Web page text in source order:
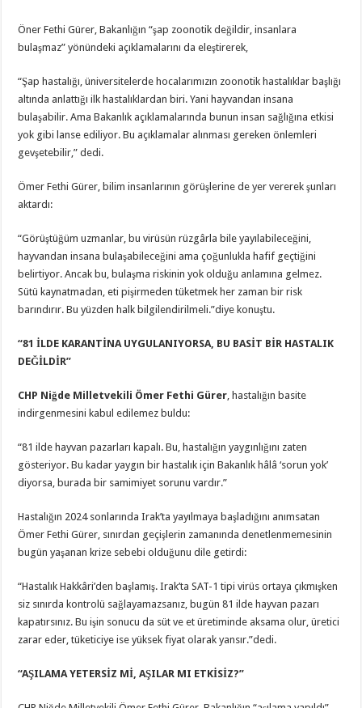
Öner Fethi Gürer, Bakanlığın “şap zoonotik değildir, insanlara
bulaşmaz” yönündeki açıklamalarını da eleştirerek,
“Şap hastalığı, üniversitelerde hocalarımızın zoonotik hastalıklar başlığı
altında anlattığı ilk hastalıklardan biri. Yani hayvandan insana
bulaşabilir. Ama Bakanlık açıklamalarında bunun insan sağlığına etkisi
yok gibi lanse ediliyor. Bu açıklamalar alınması gereken önlemleri
gevşetebilir,” dedi.
Ömer Fethi Gürer, bilim insanlarının görüşlerine de yer vererek şunları
aktardı:
“Görüştüğüm uzmanlar, bu virüsün rüzgârla bile yayılabileceğini,
hayvandan insana bulaşabileceğini ama çoğunlukla hafif geçtiğini
belirtiyor. Ancak bu, bulaşma riskinin yok olduğu anlamına gelmez.
Sütü kaynatmadan, eti pişirmeden tüketmek her zaman bir risk
barındırır. Bu yüzden halk bilgilendirilmeli.”diye konuştu.
“81 İLDE KARANTİNA UYGULANIYORSA, BU BASİT BİR HASTALIK
DEĞİLDİR”
CHP Niğde Milletvekili Ömer Fethi Gürer , hastalığın basite
indirgenmesini kabul edilemez buldu:
“81 ilde hayvan pazarları kapalı. Bu, hastalığın yaygınlığını zaten
gösteriyor. Bu kadar yaygın bir hastalık için Bakanlık hâlâ ‘sorun yok’
diyorsa, burada bir samimiyet sorunu vardır.”
Hastalığın 2024 sonlarında Irak’ta yayılmaya başladığını anımsatan
Ömer Fethi Gürer, sınırdan geçişlerin zamanında denetlenmemesinin
bugün yaşanan krize sebebi olduğunu dile getirdi:
“Hastalık Hakkâri’den başlamış. Irak’ta SAT-1 tipi virüs ortaya çıkmışken
siz sınırda kontrolü sağlayamazsanız, bugün 81 ilde hayvan pazarı
kapatırsınız. Bu işin sonucu da süt ve et üretiminde aksama olur, üretici
zarar eder, tüketiciye ise yüksek fiyat olarak yansır.”dedi.
“AŞILAMA YETERSİZ Mİ, AŞILAR MI ETKİSİZ?”